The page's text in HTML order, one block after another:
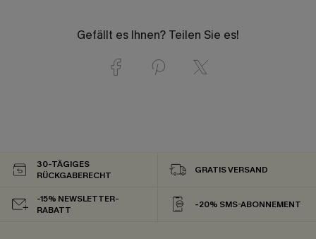
Gefällt es Ihnen? Teilen Sie es!
30-TÄGIGES
RÜCKGABERECHT
GRATIS VERSAND
-15% NEWSLETTER-
RABATT
-20% SMS-ABONNEMENT